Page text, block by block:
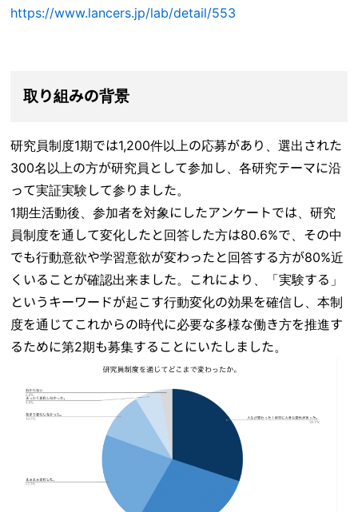
https://www.lancers.jp/lab/detail/553
取り組みの背景
研究員制度1期では1,200件以上の応募があり、選出された
300名以上の方が研究員として参加し、各研究テーマに沿
って実証実験して参りました。
1期生活動後、参加者を対象にしたアンケートでは、研究
員制度を通して変化したと回答した方は80.6%で、その中
でも行動意欲や学習意欲が変わったと回答する方が80%近
くいることが確認出来ました。これにより、「実験する」
というキーワードが起こす行動変化の効果を確信し、本制
度を通じてこれからの時代に必要な多様な働き方を推進す
るために第2期も募集することにいたしました。